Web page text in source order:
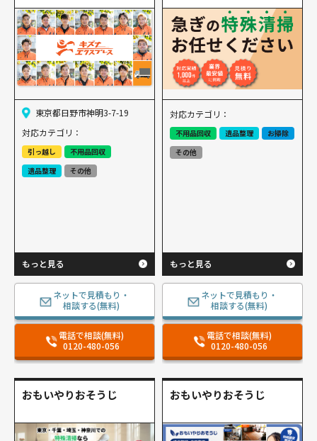
東京都日野市神明3-7-19
対応カテゴリ：
引っ越し
不用品回収
遺品整理
その他
もっと見る
ネットで見積もり・
相談する(無料)
電話で相談(無料)
0120-480-056
対応カテゴリ：
不用品回収 遺品整理
お掃除
その他
もっと見る
ネットで見積もり・
相談する(無料)
電話で相談(無料)
0120-480-056
おもいやりおそうじ おもいやりおそうじ